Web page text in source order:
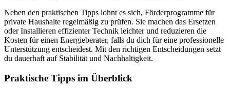
Neben den praktischen Tipps lohnt es sich, Förderprogramme für
private Haushalte regelmäßig zu prüfen. Sie machen das Ersetzen
oder Installieren effizienter Technik leichter und reduzieren die
Kosten für einen Energieberater, falls du dich für eine professionelle
Unterstützung entscheidest. Mit den richtigen Entscheidungen setzt
du dauerhaft auf Stabilität und Nachhaltigkeit.
Praktische Tipps im Überblick